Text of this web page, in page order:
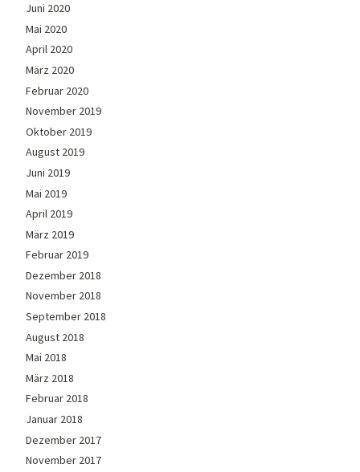
Juni 2020
Mai 2020
April 2020
März 2020
Februar 2020
November 2019
Oktober 2019
August 2019
Juni 2019
Mai 2019
April 2019
März 2019
Februar 2019
Dezember 2018
November 2018
September 2018
August 2018
Mai 2018
März 2018
Februar 2018
Januar 2018
Dezember 2017
November 2017